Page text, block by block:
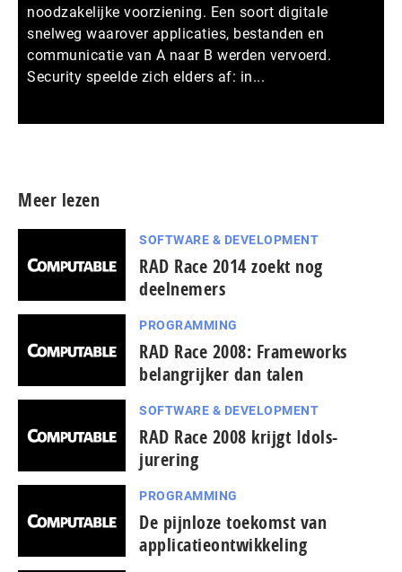
noodzakelijke voorziening. Een soort digitale
snelweg waarover applicaties, bestanden en
communicatie van A naar B werden vervoerd.
Security speelde zich elders af: in...
Meer lezen
SOFTWARE & DEVELOPMENT
RAD Race 2014 zoekt nog
deelnemers
PROGRAMMING
RAD Race 2008: Frameworks
belangrijker dan talen
SOFTWARE & DEVELOPMENT
RAD Race 2008 krijgt Idols-
jurering
PROGRAMMING
De pijnloze toekomst van
applicatieontwikkeling